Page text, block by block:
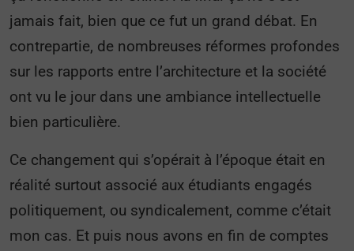
jamais fait, bien que ce fut un grand débat. En
contrepartie, de nombreuses réformes profondes
sur les rapports entre l’architecture et la société
ont vu le jour dans une ambiance intellectuelle
bien particulière.
Ce changement qui s’opérait à l’époque était en
réalité surtout associé aux étudiants engagés
politiquement, ou syndicalement, comme c’était
mon cas. Et puis nous avons en fin de comptes